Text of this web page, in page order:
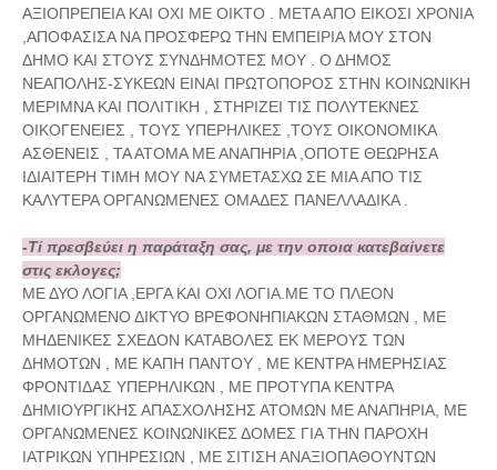
ΑΞΙΟΠΡΕΠΕΙΑ ΚΑΙ ΟΧΙ ΜΕ ΟΙΚΤΟ . ΜΕΤΑ ΑΠΟ ΕΙΚΟΣΙ ΧΡΟΝΙΑ
,ΑΠΟΦΑΣΙΣΑ ΝΑ ΠΡΟΣΦΕΡΩ ΤΗΝ ΕΜΠΕΙΡΙΑ ΜΟΥ ΣΤΟΝ
ΔΗΜΟ ΚΑΙ ΣΤΟΥΣ ΣΥΝΔΗΜΟΤΕΣ ΜΟΥ . Ο ΔΗΜΟΣ
ΝΕΑΠΟΛΗΣ-ΣΥΚΕΩΝ ΕΙΝΑΙ ΠΡΩΤΟΠΟΡΟΣ ΣΤΗΝ ΚΟΙΝΩΝΙΚΗ
ΜΕΡΙΜΝΑ ΚΑΙ ΠΟΛΙΤΙΚΗ , ΣΤΗΡΙΖΕΙ ΤΙΣ ΠΟΛΥΤΕΚΝΕΣ
ΟΙΚΟΓΕΝΕΙΕΣ , ΤΟΥΣ ΥΠΕΡΗΛΙΚΕΣ ,ΤΟΥΣ ΟΙΚΟΝΟΜΙΚΑ
ΑΣΘΕΝΕΙΣ , ΤΑ ΑΤΟΜΑ ΜΕ ΑΝΑΠΗΡΙΑ ,ΟΠΟΤΕ ΘΕΩΡΗΣΑ
ΙΔΙΑΙΤΕΡΗ ΤΙΜΗ ΜΟΥ ΝΑ ΣΥΜΕΤΑΣΧΩ ΣΕ ΜΙΑ ΑΠΟ ΤΙΣ
ΚΑΛΥΤΕΡΑ ΟΡΓΑΝΩΜΕΝΕΣ ΟΜΑΔΕΣ ΠΑΝΕΛΛΑΔΙΚΑ .
-Τί πρεσβεύει η παράταξη σας, με την οποια κατεβαίνετε
στις εκλογες;
ΜΕ ΔΥΟ ΛΟΓΙΑ ,ΕΡΓΑ ΚΑΙ ΟΧΙ ΛΟΓΙΑ.ΜΕ ΤΟ ΠΛΕΟΝ
ΟΡΓΑΝΩΜΕΝΟ ΔΙΚΤΥΟ ΒΡΕΦΟΝΗΠΙΑΚΩΝ ΣΤΑΘΜΩΝ , ΜΕ
ΜΗΔΕΝΙΚΕΣ ΣΧΕΔΟΝ ΚΑΤΑΒΟΛΕΣ ΕΚ ΜΕΡΟΥΣ ΤΩΝ
ΔΗΜΟΤΩΝ , ΜΕ ΚΑΠΗ ΠΑΝΤΟΥ , ΜΕ ΚΕΝΤΡΑ ΗΜΕΡΗΣΙΑΣ
ΦΡΟΝΤΙΔΑΣ ΥΠΕΡΗΛΙΚΩΝ , ΜΕ ΠΡΟΤΥΠΑ ΚΕΝΤΡΑ
ΔΗΜΙΟΥΡΓΙΚΗΣ ΑΠΑΣΧΟΛΗΣΗΣ ΑΤΟΜΩΝ ΜΕ ΑΝΑΠΗΡΙΑ, ΜΕ
ΟΡΓΑΝΩΜΕΝΕΣ ΚΟΙΝΩΝΙΚΕΣ ΔΟΜΕΣ ΓΙΑ ΤΗΝ ΠΑΡΟΧΗ
ΙΑΤΡΙΚΩΝ ΥΠΗΡΕΣΙΩΝ , ΜΕ ΣΙΤΙΣΗ ΑΝΑΞΙΟΠΑΘΟΥΝΤΩΝ